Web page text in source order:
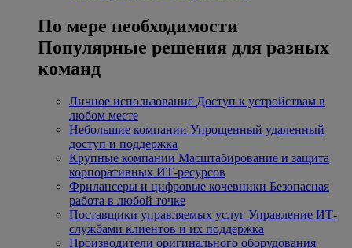
По мере необходимости
Популярные решения для разных
команд
Личное использование Доступ к устройствам в
любом месте
Небольшие компании Упрощенный удаленный
доступ и поддержка
Крупные компании Масштабирование и защита
корпоративных ИТ-ресурсов
Фрилансеры и цифровые кочевники Безопасная
работа в любой точке
Поставщики управляемых услуг Управление ИТ-
службами клиентов и их поддержка
Производители оригинального оборудования